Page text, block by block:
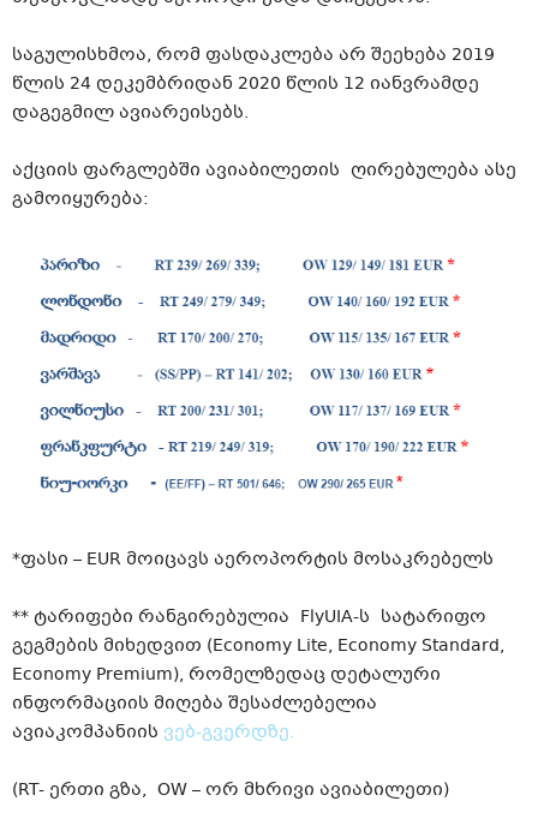
საგულისხმოა, რომ ფასდაკლება არ შეეხება 2019
წლის 24 დეკემბრიდან 2020 წლის 12 იანვრამდე
დაგეგმილ ავიარეისებს.
აქციის ფარგლებში ავიაბილეთის ღირებულება ასე
გამოიყურება:
*ფასი – EUR მოიცავს აეროპორტის მოსაკრებელს
** ტარიფები რანგირებულია FlyUIA-ს სატარიფო
გეგმების მიხედვით (Economy Lite, Economy Standard,
Economy Premium), რომელზედაც დეტალური
ინფორმაციის მიღება შესაძლებელია
ავიაკომპანიის ვებ-გვერდზე.
(RT- ერთი გზა, OW – ორ მხრივი ავიაბილეთი)